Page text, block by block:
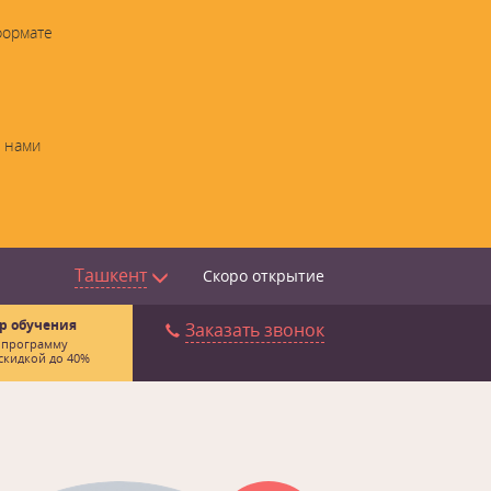
нами
Ташкент Скоро открытие
Заказать звонок
обучения
до 40%